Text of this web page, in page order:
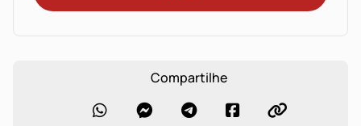
Compartilhe